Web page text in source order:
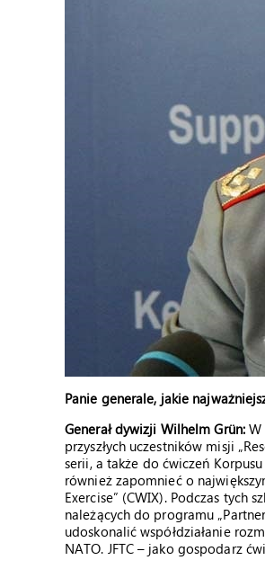
Panie generale, jakie
Generał dywizji Wilhelm Grün: W
przyszłych uczestników misji
serii, a także do ćwiczeń
również zapomnieć o
Exercise” (CWIX). Podczas tych
należących do programu
udoskonalić współdziałanie
NATO. JFTC – jako gospodarz